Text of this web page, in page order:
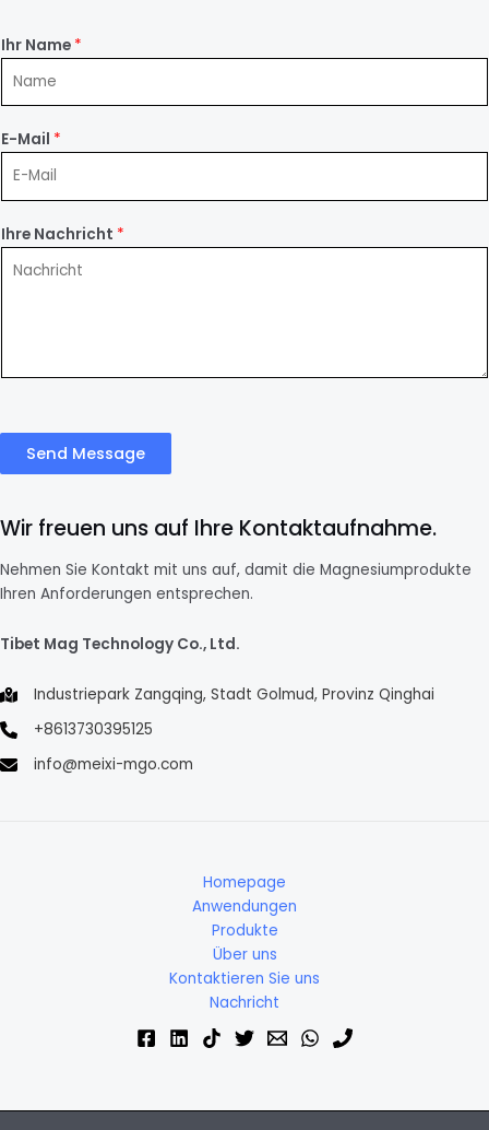
Ihr Name *
E-Mail *
Ihre Nachricht *
Send Message
Wir freuen uns auf Ihre Kontaktaufnahme.
Nehmen Sie Kontakt mit uns auf, damit die Magnesiumprodukte
Ihren Anforderungen entsprechen.
Tibet Mag Technology Co., Ltd.
Industriepark Zangqing, Stadt Golmud, Provinz Qinghai
+8613730395125
info@meixi-mgo.com
Homepage
Anwendungen
Produkte
Über uns
Kontaktieren Sie uns
Nachricht